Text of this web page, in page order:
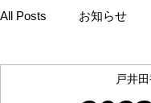
All Posts お知らせ
戸井